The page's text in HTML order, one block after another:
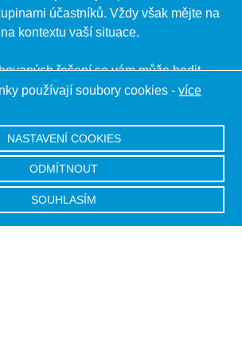
účastníků. Vždy však mějte na
kontextu vaší situace.
řešení se vám může hodit
zásadynenásilné komunikacea
lépe porozuměli
vedoucích a místních partnerů.
několik tagů, které vás zajímají, a
situací a nahrané scénky o
problémech a způsobech jejich
používají soubory cookies -více
NASTAVENÍ COOKIES
ODMÍTNOUT
SOUHLASÍM